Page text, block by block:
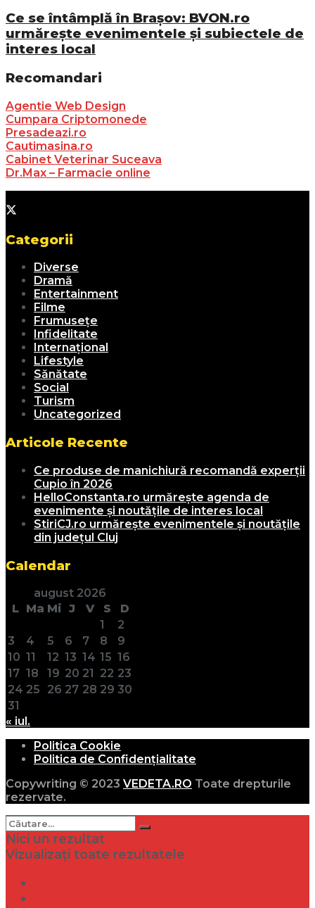
Ce se întâmplă în Brașov: BVON.ro
urmărește evenimentele și subiectele de
interes local
Recomandari
Agentie Web Design
Cumpara Criptomonede
Presadeazi.ro
Cautimasina.ro
Cabinet Veterinar Suceava
Dr.Max – Farmacie online
Categorii
Diverse
Dramă
Entertainment
Filme
Frumusețe
Infidelitate
Internațional
Lifestyle
Sănătate
Social
Turism
Uncategorized
Articole Recente
Ce produse de manichiură recomandă experții
Cupio în 2026
HelloConstanta.ro urmărește agenda de
evenimente și noutățile de interes local
StiriCJ.ro urmărește evenimentele și noutățile
din județul Cluj
Calendar
august 2026
L Ma Mi J V S
D
1
2
3
4 5 6 7 8
9
10 11 12 13 14 15 16
17 18 19 20 21 22 23
24 25 26 27 28 29 30
31
« iul.
Politica Cookie
Politica de Confidențialitate
Copywriting © 2023 VEDETA.RO Toate drepturile
rezervate.
Nici un rezultat
Vizualizați toate rezultatele